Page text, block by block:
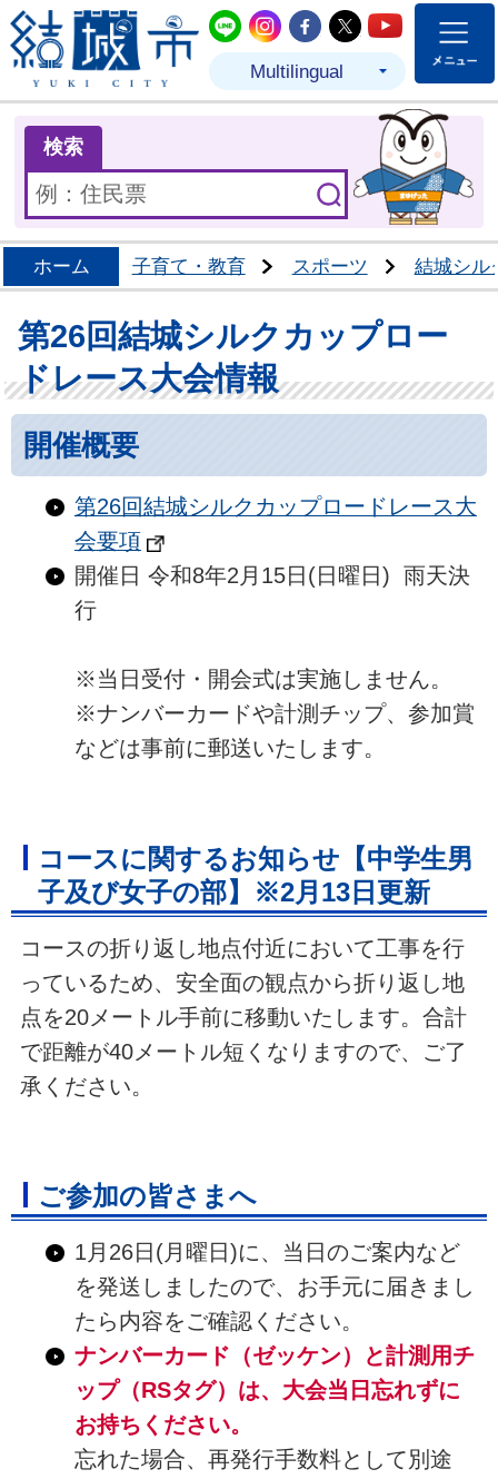
結城市公式LINE
結城市公式Instagram
結城市公式
結城市公式
結城市
Multilingual
検索
ホーム 子育て・教育 スポーツ 結城シル
第26回結城シルクカップロー
ドレース大会情報
開催概要
第26回結城シルクカップロードレース大
会要項
開催日 令和8年2月15日(日曜日) 雨天決
行
※当日受付・開会式は実施しません。
※ナンバーカードや計測チップ、参加賞
などは事前に郵送いたします。
コースに関するお知らせ【中学生男
子及び女子の部】※2月13日更新
コースの折り返し地点付近において工事を行
っているため、安全面の観点から折り返し地
点を20メートル手前に移動いたします。合計
で距離が40メートル短くなりますので、ご了
承ください。
ご参加の皆さまへ
1月26日(月曜日)に、当日のご案内など
を発送しましたので、お手元に届きまし
たら内容をご確認ください。
ナンバーカード（ゼッケン）と計測用チ
ップ（RSタグ）は、大会当日忘れずに
お持ちください。
忘れた場合、再発行手数料として別途